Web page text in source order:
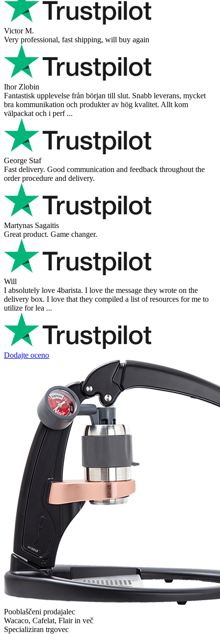
Victor M.
Very professional, fast shipping, will buy again
Ihor Zlobin
Fantastisk upplevelse från början till slut. Snabb leverans, mycket
bra kommunikation och produkter av hög kvalitet. Allt kom
välpackat och i perf ...
George Staf
Fast delivery. Good communication and feedback throughout the
order procedure and delivery.
Martynas Sagaitis
Great product. Game changer.
Will
I absolutely love 4barista. I love the message they wrote on the
delivery box. I love that they compiled a list of resources for me to
utilize for lea ...
Dodajte oceno
Pooblaščeni prodajalec
Wacaco, Cafelat, Flair in več
Specializiran trgovec